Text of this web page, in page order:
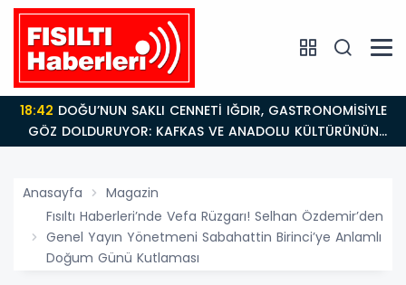
18:42
GÖZ DOLDURUYOR: KAFKAS VE ANADOLU KÜLTÜRÜNÜN
BULUŞMA NOKTASI
Anasayfa
Magazin
Fısıltı Haberleri’nde Vefa Rüzgarı! Selhan Özdemir’den
Genel Yayın Yönetmeni Sabahattin Birinci’ye Anlamlı
Doğum Günü Kutlaması